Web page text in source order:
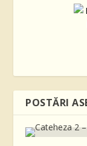
POSTĂRI